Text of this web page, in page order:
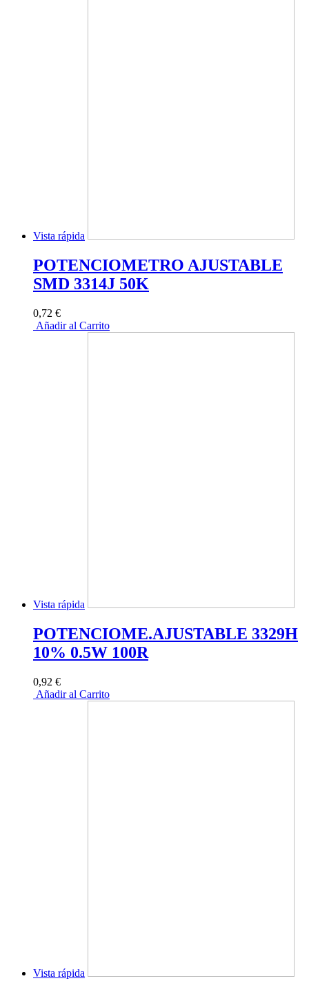
Vista rápida
POTENCIOMETRO AJUSTABLE
SMD 3314J 50K
0,72 €
Añadir al Carrito
Vista rápida
POTENCIOME.AJUSTABLE 3329H
10% 0.5W 100R
0,92 €
Añadir al Carrito
Vista rápida